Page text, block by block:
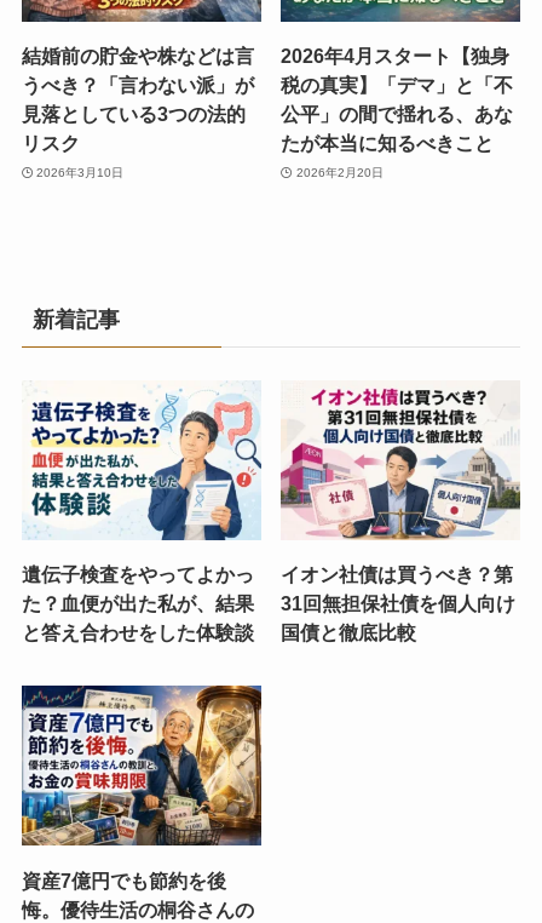
結婚前の貯金や株などは言
うべき？「言わない派」が
見落としている3つの法的
リスク
2026年3月10日
2026年4月スタート【独身
税の真実】「デマ」と「不
公平」の間で揺れる、あな
たが本当に知るべきこと
2026年2月20日
新着記事
遺伝子検査をやってよかっ
た？血便が出た私が、結果
と答え合わせをした体験談
イオン社債は買うべき？第
31回無担保社債を個人向け
国債と徹底比較
資産7億円でも節約を後
悔。優待生活の桐谷さんの